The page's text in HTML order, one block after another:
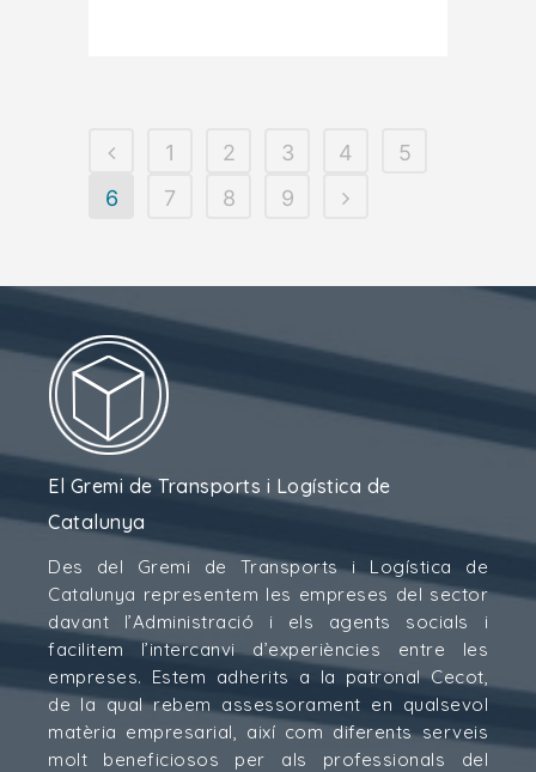
1 2 3 4
5
6
7 8 9
El Gremi de Transports i Logística de
Catalunya
Des del Gremi de Transports i Logística de
Catalunya representem les empreses del sector
davant l’Administració i els agents socials i
facilitem l’intercanvi d’experiències entre les
empreses. Estem adherits a la patronal Cecot,
de la qual rebem assessorament en qualsevol
matèria empresarial, així com diferents serveis
molt beneficiosos per als professionals del